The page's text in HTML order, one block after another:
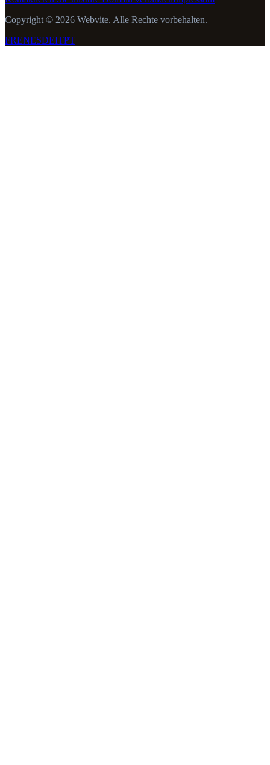
Copyright © 2026 Webvite. Alle Rechte vorbehalten.
FRENESDEITPT